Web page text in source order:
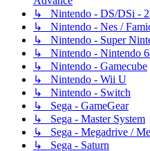
↳ Nintendo - DS/DSi -
↳ Nintendo - Nes /
↳ Nintendo - Super
↳ Nintendo - Nintendo
↳ Nintendo - Gamecube
↳ Nintendo - Wii U
↳ Nintendo - Switch
↳ Sega - GameGear
↳ Sega - Master System
↳ Sega - Megadrive /
↳ Sega - Saturn